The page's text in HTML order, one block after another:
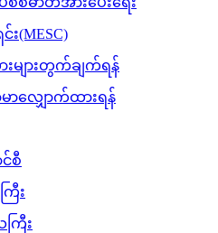
း(MESC)
းများတွက်ချက်ရန်
ာလျှောက်ထားရန်
စီ
ြီး
ကြီး